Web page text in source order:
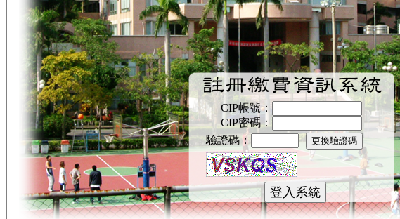
CIP帳號：
CIP密碼：
驗證碼：